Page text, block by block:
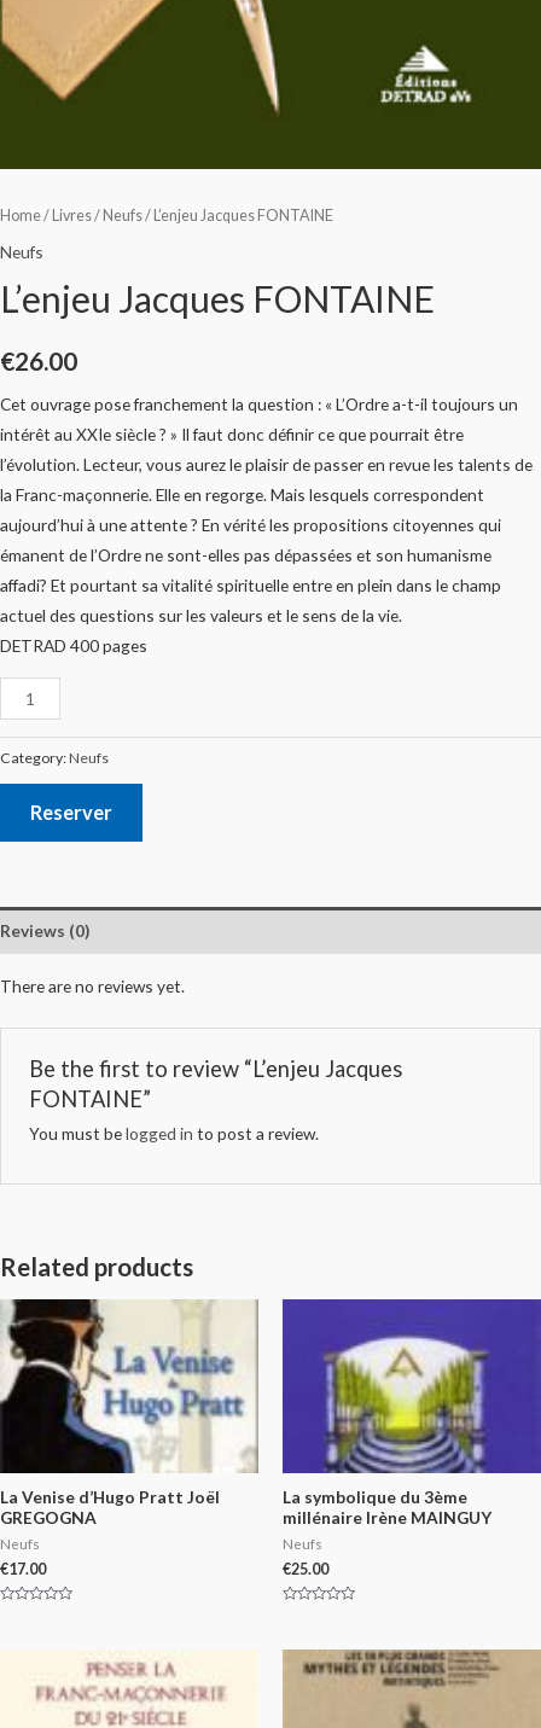
Home/ Livres/ Neufs/ L’enjeu Jacques FONTAINE
Neufs
L’enjeu Jacques FONTAINE
€26.00
Cet ouvrage pose franchement la question : « L’Ordre a-t-il toujours un
intérêt au XXIe siècle ? » Il faut donc définir ce que pourrait être
l’évolution. Lecteur, vous aurez le plaisir de passer en revue les talents de
la Franc-maçonnerie. Elle en regorge. Mais lesquels correspondent
aujourd’hui à une attente ? En vérité les propositions citoyennes qui
émanent de l’Ordre ne sont-elles pas dépassées et son humanisme
affadi? Et pourtant sa vitalité spirituelle entre en plein dans le champ
actuel des questions sur les valeurs et le sens de la vie.
DETRAD 400 pages
Category:Neufs
Reserver
Reviews (0)
There are no reviews yet.
Be the first to review “L’enjeu Jacques
FONTAINE”
You must belogged in to post a review.
Related products
La Venise d’Hugo Pratt Joël
GREGOGNA
Neufs
€17.00
La symbolique du 3ème
millénaire Irène MAINGUY
Neufs
€25.00
of